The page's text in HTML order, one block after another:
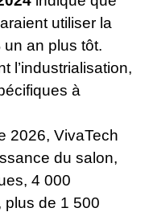
utiliser la
an plus tôt.
l’industrialisation,
à
2026, VivaTech
du salon,
4 000
plus de 1 500